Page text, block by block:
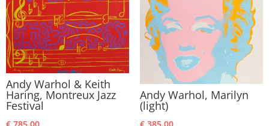
Andy Warhol & Keith
Haring, Montreux Jazz
Festival
Andy Warhol, Marilyn
(light)